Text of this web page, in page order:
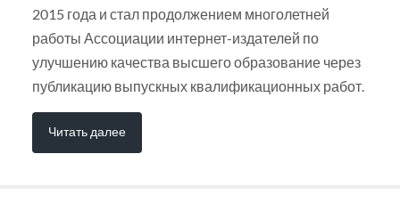
2015 года и стал продолжением многолетней
работы Ассоциации интернет-издателей по
улучшению качества высшего образование через
публикацию выпускных квалификационных работ.
Читать далее